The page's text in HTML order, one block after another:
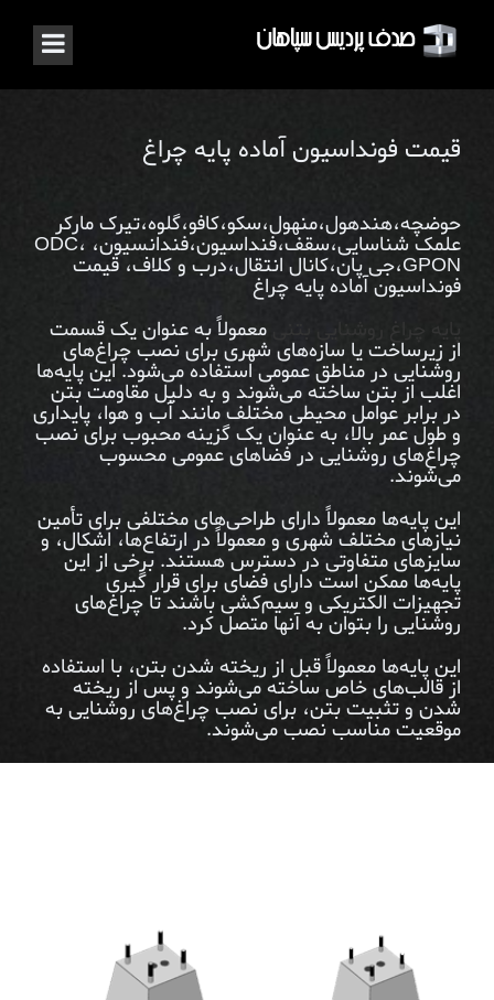
قیمت فونداسیون آماده پایه چراغ
حوضچه،هندهول،منهول،سکو،کافو،گلوه،تیرک مارکر
علمک شناسایی،سقف،فنداسیون،فندانسیون، ODC،
GPON،جی پان،کانال انتقال،درب و کلاف، قیمت
فونداسیون آماده پایه چراغ
پایه چراغ روشنایی بتنی
معمولاً به عنوان یک قسمت
از زیرساخت یا سازه‌های شهری برای نصب چراغ‌های
روشنایی در مناطق عمومی استفاده می‌شود. این پایه‌ها
اغلب از بتن ساخته می‌شوند و به دلیل مقاومت بتن
در برابر عوامل محیطی مختلف مانند آب و هوا، پایداری
و طول عمر بالا، به عنوان یک گزینه محبوب برای نصب
چراغ‌های روشنایی در فضاهای عمومی محسوب
می‌شوند.
این پایه‌ها معمولاً دارای طراحی‌های مختلفی برای تأمین
نیازهای مختلف شهری و معمولاً در ارتفاع‌ها، اشکال، و
سایزهای متفاوتی در دسترس هستند. برخی از این
پایه‌ها ممکن است دارای فضای برای قرار گیری
تجهیزات الکتریکی و سیم‌کشی باشند تا چراغ‌های
روشنایی را بتوان به آنها متصل کرد.
این پایه‌ها معمولاً قبل از ریخته شدن بتن، با استفاده
از قالب‌های خاص ساخته می‌شوند و پس از ریخته
شدن و تثبیت بتن، برای نصب چراغ‌های روشنایی به
موقعیت مناسب نصب می‌شوند.